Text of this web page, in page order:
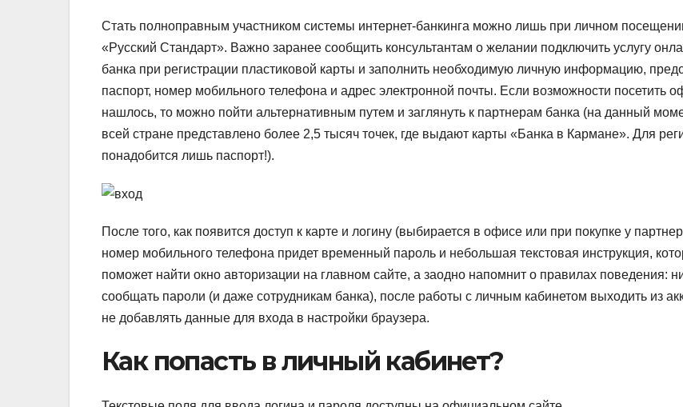
Стать полноправным участником системы интернет-банкинга можно лишь при личном
«Русский Стандарт». Важно заранее сообщить консультантам о желании подключить услугу
банка при регистрации пластиковой карты и заполнить необходимую личную информацию,
паспорт, номер мобильного телефона и адрес электронной почты. Если возможности посетить
нашлось, то можно пойти альтернативным путем и заглянуть к партнерам банка (на данный
всей стране представлено более 2,5 тысяч точек, где выдают карты «Банка в Кармане». Для
понадобится лишь паспорт!).
После того, как появится доступ к карте и логину (выбирается в офисе или при покупке у
номер мобильного телефона придет временный пароль и небольшая текстовая инструкция,
поможет найти окно авторизации на главном сайте, а заодно напомнит о правилах поведения:
сообщать пароли (и даже сотрудникам банка), после работы с личным кабинетом выходить из
не добавлять данные для входа в настройки браузера.
Как попасть в личный кабинет?